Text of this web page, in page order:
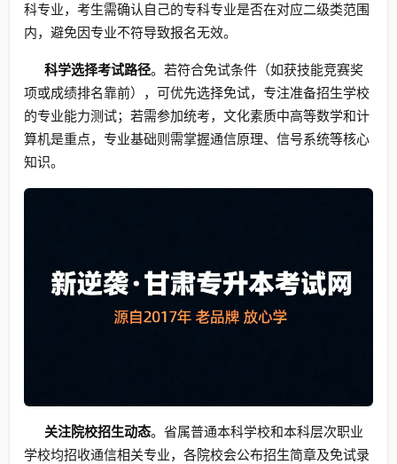
科专业，考生需确认自己的专科专业是否在对应二级类范围
内，避免因专业不符导致报名无效。
科学选择考试路径。若符合免试条件（如获技能竞赛奖
项或成绩排名靠前），可优先选择免试，专注准备招生学校
的专业能力测试；若需参加统考，文化素质中高等数学和计
算机是重点，专业基础则需掌握通信原理、信号系统等核心
知识。
关注院校招生动态。省属普通本科学校和本科层次职业
学校均招收通信相关专业，各院校会公布招生简章及免试录